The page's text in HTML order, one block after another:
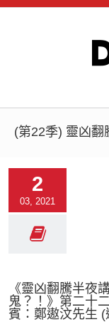
(第22季) 靈凶翻
2
03, 2021
《靈凶翻騰半夜
鬼？！》第二
賓：鄭遨汶先生